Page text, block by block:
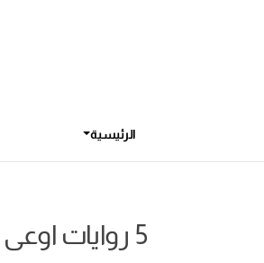
الرئيسية
5 روايات اوعى تفوتها لو بتحب المغامرة